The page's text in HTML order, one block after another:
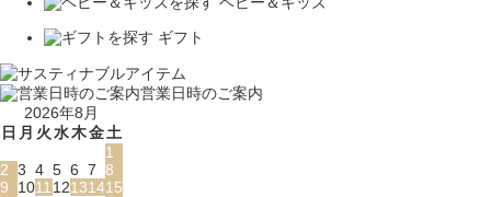
ギフト
営業日時のご案内
2026年8月
日 月 火水木金土
1
2 3 4 5 6 7 8
9
101112131415